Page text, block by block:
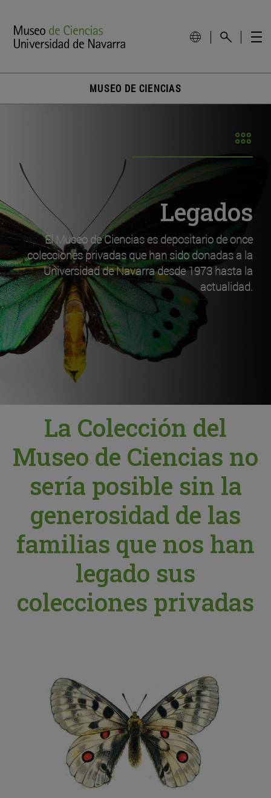
MUSEO DE CIENCIAS
Legados
El Museo de Ciencias es depositario de once
colecciones privadas que han sido donadas a la
Universidad de Navarra desde 1973 hasta la
actualidad.
La Colección del
Museo de Ciencias no
sería posible sin la
generosidad de las
familias que nos han
legado sus
colecciones privadas
Fecha de donación: 1973
Número de ejemplares: 1.800
Colección de lepidópteros, entre los que se
encuentra una gran colección de
Parnassius apollo, dentro de la cual se
descubrió una subespecie de gran valor